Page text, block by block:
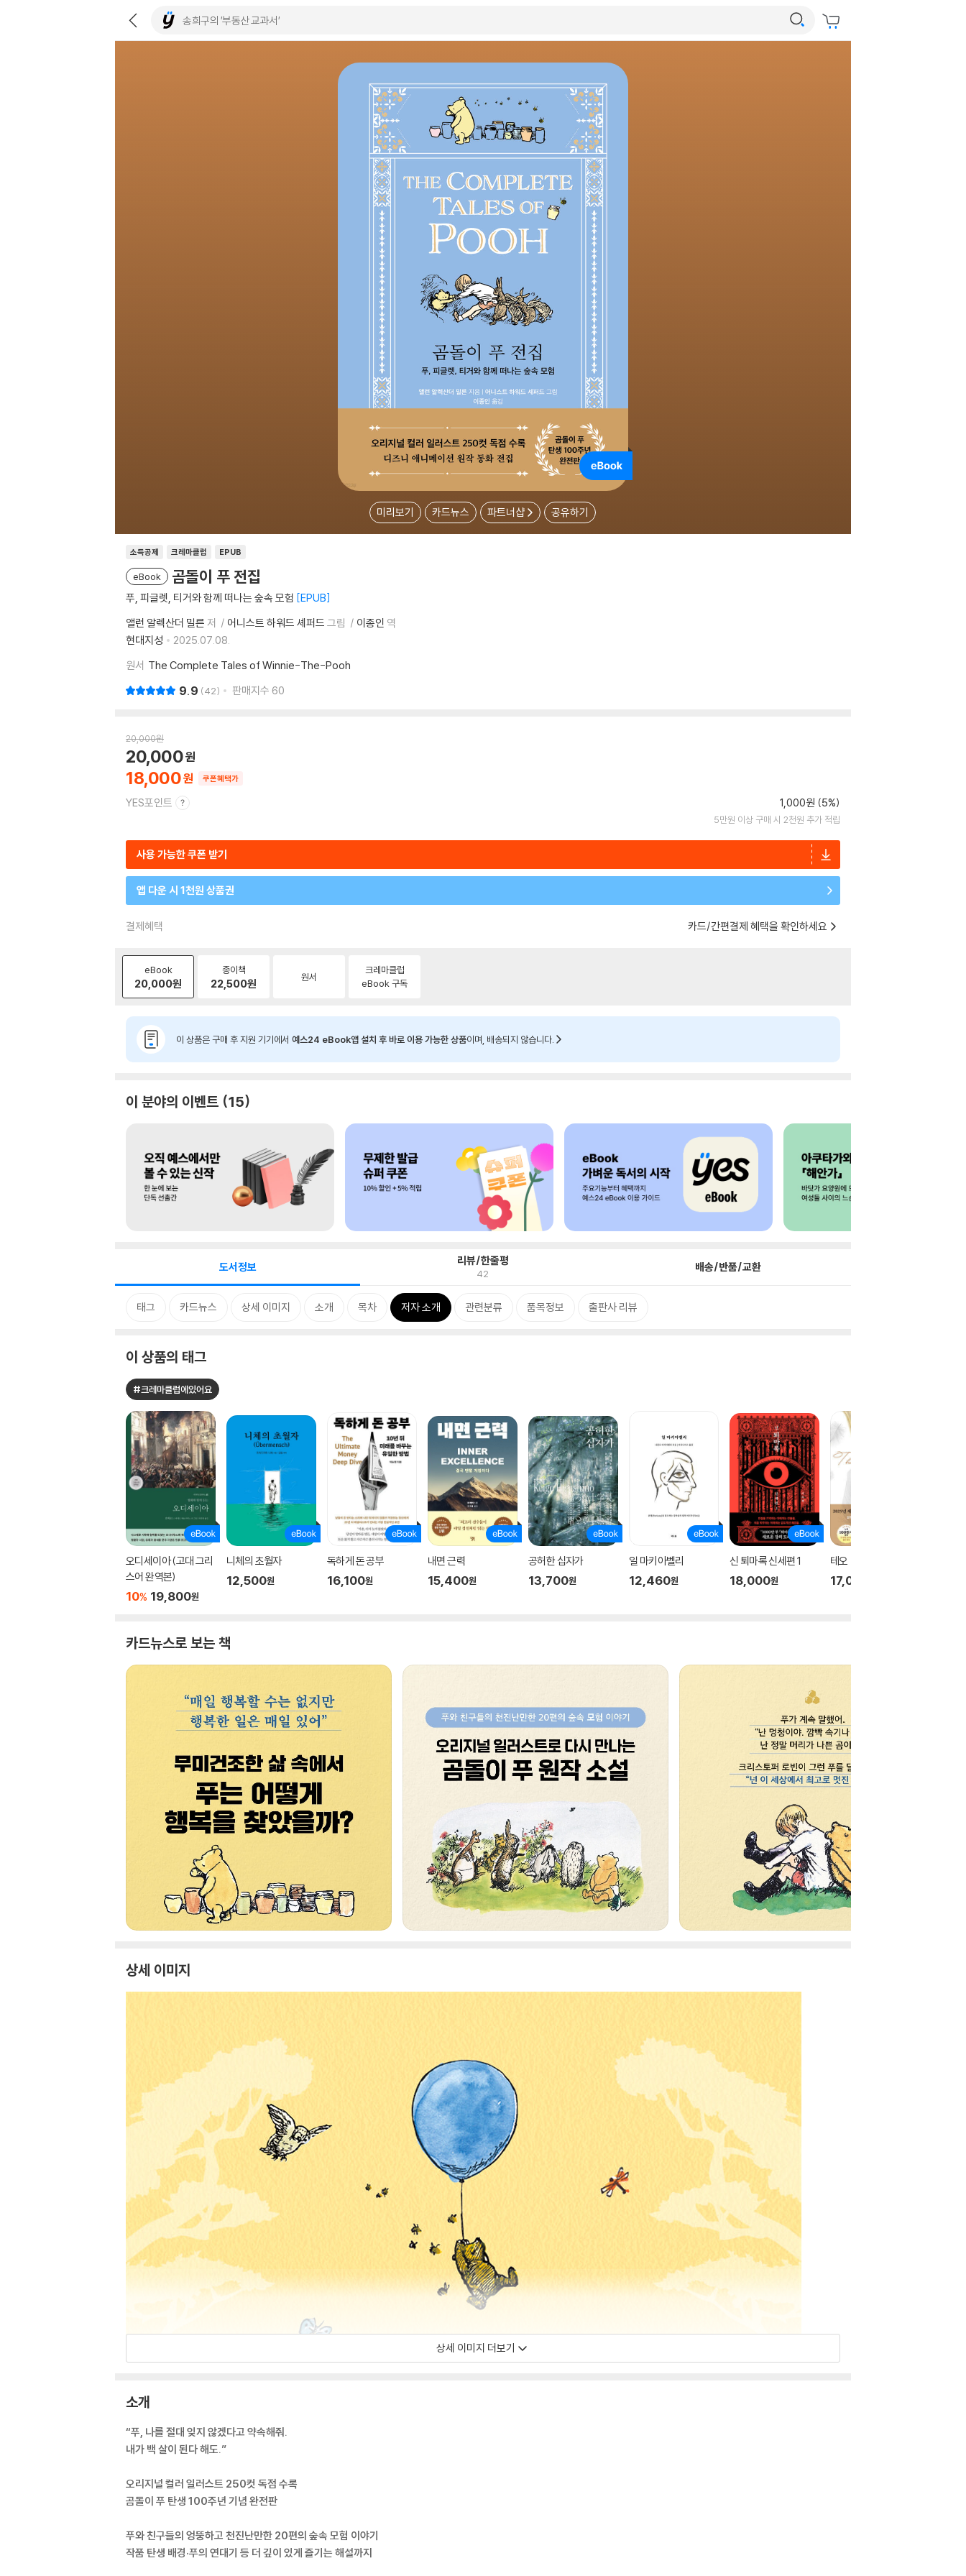
미리보기 카드뉴스 파트너샵 공유하기
소득공제 크레마클럽 EPUB
eBook 곰돌이 푸 전집
푸, 피글렛, 티거와 함께 떠나는 숲속 모험 EPUB
앨런 알렉산더 밀른 저 어니스트 하워드 셰퍼드 그림 이종인 역
현대지성
2025.07.08.
원서 The Complete Tales of Winnie-The-Pooh
9.9 42 판매지수 60
20,000원
18,000
20,000
쿠폰혜택가
YES포인트 1,000원 (5%)
5만원 이상 구매 시 2천원 추가 적립
사용 가능한 쿠폰 받기
앱 다운 시 1천원 상품권
결제혜택 카드/간편결제 혜택을 확인하세요
eBook
20,000원
종이책
22,500원 원서
크레마클럽
eBook 구독
이 상품은 구매 후 지원 기기에서 예스24 eBook앱 설치 후 바로 이용 가능한 상품이며, 배송되지 않습니다.
이 분야의 이벤트 15
도서정보 리뷰/한줄평
42 배송/반품/교환
태그 카드뉴스 상세 이미지 소개 목차 저자 소개 관련분류 품목정보 출판사 리뷰
이 상품의 태그
#크레마클럽에있어요
오디세이아 (고대 그리
스어 완역본)
10% 19,800원
니체의 초월자
12,500원
독하게 돈 공부
16,100원
내면 근력
15,400원
공허한 십자가
13,700원
일 마키아벨리
12,460원
신 퇴마록 신세편 1
18,000원
테오
17,000
카드뉴스로 보는 책
상세 이미지
상세 이미지 더보기
소개
“푸, 나를 절대 잊지 않겠다고 약속해줘.
내가 백 살이 된다 해도.”
오리지널 컬러 일러스트 250컷 독점 수록
곰돌이 푸 탄생 100주년 기념 완전판
푸와 친구들의 엉뚱하고 천진난만한 20편의 숲속 모험 이야기
작품 탄생 배경·푸의 연대기 등 더 깊이 있게 즐기는 해설까지